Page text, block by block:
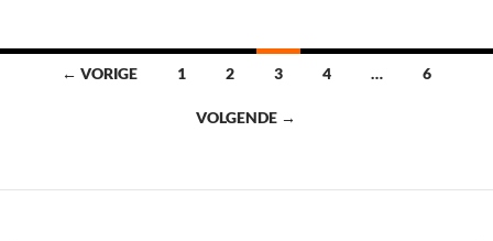
Berichten
← VORIGE 1 2 3 4 … 6
VOLGENDE →